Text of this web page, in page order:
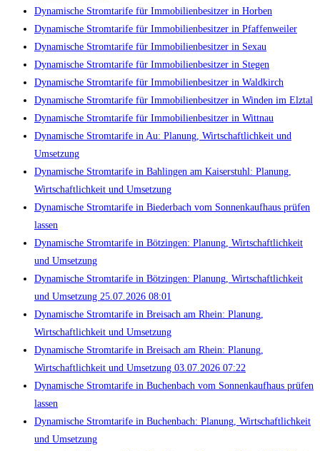
Dynamische Stromtarife für Immobilienbesitzer in Horben
Dynamische Stromtarife für Immobilienbesitzer in Pfaffenweiler
Dynamische Stromtarife für Immobilienbesitzer in Sexau
Dynamische Stromtarife für Immobilienbesitzer in Stegen
Dynamische Stromtarife für Immobilienbesitzer in Waldkirch
Dynamische Stromtarife für Immobilienbesitzer in Winden im Elztal
Dynamische Stromtarife für Immobilienbesitzer in Wittnau
Dynamische Stromtarife in Au: Planung, Wirtschaftlichkeit und
Umsetzung
Dynamische Stromtarife in Bahlingen am Kaiserstuhl: Planung,
Wirtschaftlichkeit und Umsetzung
Dynamische Stromtarife in Biederbach vom Sonnenkaufhaus prüfen
lassen
Dynamische Stromtarife in Bötzingen: Planung, Wirtschaftlichkeit
und Umsetzung
Dynamische Stromtarife in Bötzingen: Planung, Wirtschaftlichkeit
und Umsetzung 25.07.2026 08:01
Dynamische Stromtarife in Breisach am Rhein: Planung,
Wirtschaftlichkeit und Umsetzung
Dynamische Stromtarife in Breisach am Rhein: Planung,
Wirtschaftlichkeit und Umsetzung 03.07.2026 07:22
Dynamische Stromtarife in Buchenbach vom Sonnenkaufhaus prüfen
lassen
Dynamische Stromtarife in Buchenbach: Planung, Wirtschaftlichkeit
und Umsetzung